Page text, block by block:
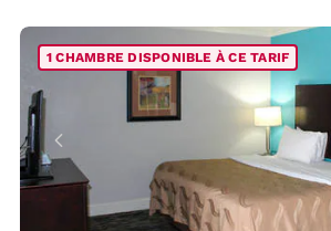
1 CHAMBRE DISPONIBLE À CE TARIF